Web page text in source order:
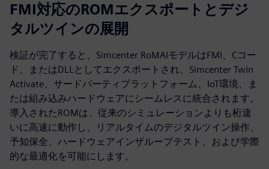
FMI対応のROMエクスポートとデジ
タルツインの展開
検証が完了すると、Simcenter RoMAIモデルはFMI、Cコー
ド、またはDLLとしてエクスポートされ、Simcenter Twin
Activate、サードパーティプラットフォーム、IoT環境、ま
たは組み込みハードウェアにシームレスに統合されます。
導入されたROMは、従来のシミュレーションよりも桁違
いに高速に動作し、リアルタイムのデジタルツイン操作、
予知保全、ハードウェアインザループテスト、および学際
的な最適化を可能にします。